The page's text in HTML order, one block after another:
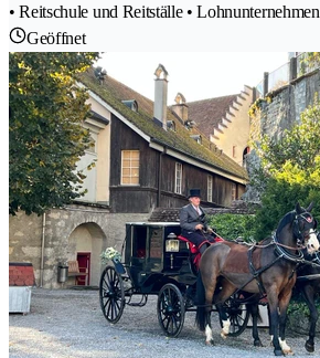
• Reitschule und Reitställe • Lohnunternehmen
Geöffnet